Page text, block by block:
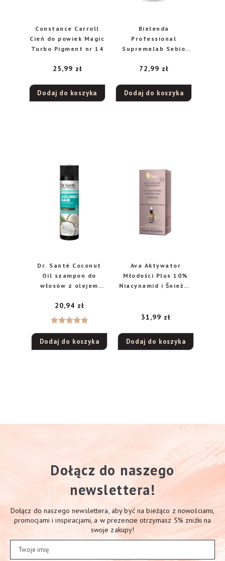
Constance Carroll
Cień do powiek Magic
Turbo Pigment nr 14
25,99 zł
Dodaj do koszyka
Bielenda
Professional
Supremelab Sebio
krem normalizująco-
72,99 zł
Dodaj do koszyka
Dr. Santé Coconut
Oil szampon do
włosów z olejem
5.00na 5
20,94 zł
Dodaj do koszyka
Ava Aktywator
Młodości Plus 10%
Niacynamid i Śnieżna
31,99 zł
Dodaj do koszyka
Dołącz do naszego
newslettera!
Dołącz do naszego newslettera, aby być na bieżąco z nowościami,
promocjami i inspiracjami, a w prezencie otrzymasz 5% zniżki na
swoje zakupy!